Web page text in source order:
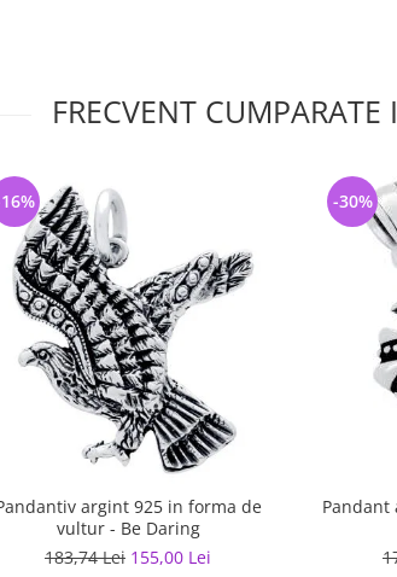
FRECVENT
argint 925 in forma de
vultur - Be Daring
183,74 Lei 155,00 Lei
Pandant
-30%